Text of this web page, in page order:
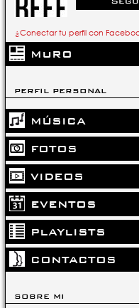
¿Conectar tu perfil con
MURO
PERFIL PERSONAL
MÚSICA
FOTOS
VIDEOS
EVENTOS
PLAYLISTS
CONTACTOS
SOBRE MI